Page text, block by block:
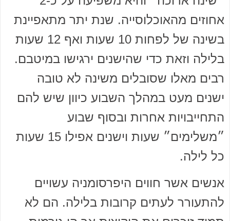
אחוזים מהאוכלוסייה. שנת יתר מתאפיינת
בשינה של לפחות 10 שעות ואף 12 שעות
בלילה וזאת כדי שהישנים ירגישו במיטבם.
רבים מאלו שסובלים משינה לא טובה
ישנים מעט במהלך השבוע כיוון שיש להם
התחייבויות אחרות ובסוף שבוע
״משלימים״ שעות וישנים אפילו 15 שעות
כל לילה.
אנשים אשר חווים היפרסומניה עשויים
להתעורר לעתים קרובות בלילה. הם לא